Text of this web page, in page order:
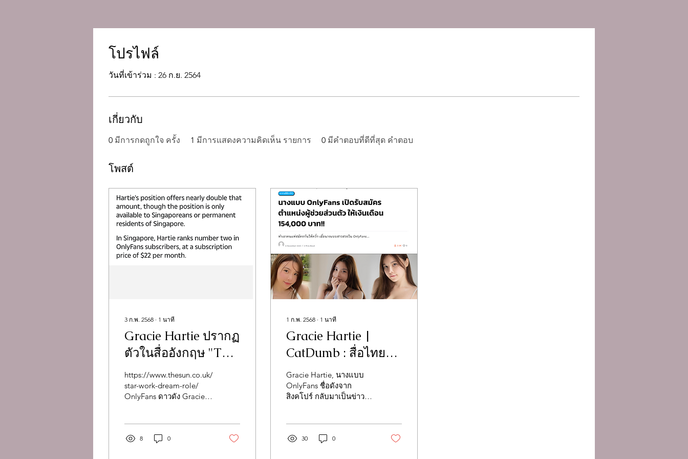
โปรไฟล์
วันที่เข้าร่วม : 26 ก.ย. 2564
เกี่ยวกับ
0 มีการกดถูกใจ ครั้ง 1 มีการแสดงความคิดเห็น รายการ 0 มีคำตอบที่ดีที่สุด คำตอบ
โพสต์
3 ก.พ. 2568 ∙ 1 นาที
Gracie Hartie ปรากฏ
ตัวในสื่ออังกฤษ "The
Sun"
https://www.thesun.co.uk/news/20301148/onlyfans-
star-work-dream-role/
OnlyFans ดาวดัง Gracie
8 0
1 ก.พ. 2568 ∙ 1 นาที
Gracie Hartie |
CatDumb : สื่อไทย
จับตามอง & ประกาศ
รับสมัครผู้ช่วยส่วนตัว
สุดพิเศษ!
Gracie Hartie, นางแบบ
OnlyFans ชื่อดังจาก
สิงคโปร์ กลับมาเป็นข่าว
30 0